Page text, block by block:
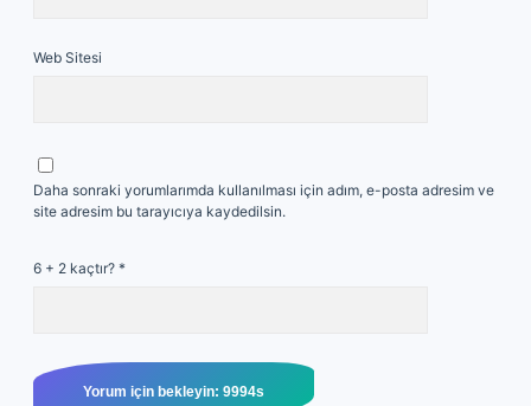
Web Sitesi
Daha sonraki yorumlarımda kullanılması için adım, e-posta adresim ve
site adresim bu tarayıcıya kaydedilsin.
6 + 2 kaçtır? *